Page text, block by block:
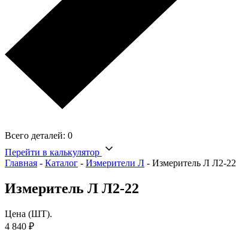
Всего деталей: 0
Перейти в калькулятор
Главная - Каталог - Измерители Л - Измеритель Л Л2-22
Измеритель Л Л2-22
Цена (ШТ).
4 840 ₽